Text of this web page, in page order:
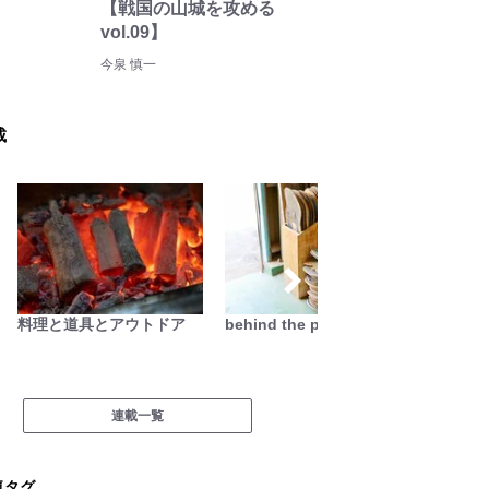
【戦国の山城を攻める
vol.09】
今泉 慎一
料理と道具とアウトドア behind the products
連載一覧